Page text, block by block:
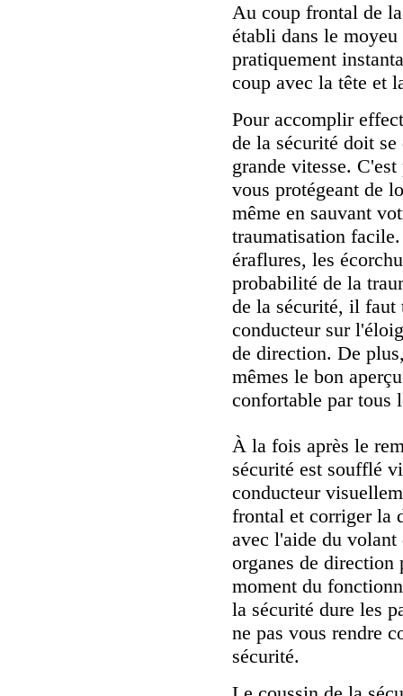
Au coup frontal de
établi dans le
pratiquement
coup avec la tête et
Pour accomplir
de la sécurité doit
grande vitesse.
vous protégeant de
même en sauvant
traumatisation
éraflures, les
probabilité de la
de la sécurité, il faut
conducteur sur
de direction. De
mêmes le bon
confortable par tous
À la fois après le
sécurité est soufflé
conducteur
frontal et corriger la
avec l'aide du
organes de
moment du
la sécurité dure les
ne pas vous rendre
sécurité.